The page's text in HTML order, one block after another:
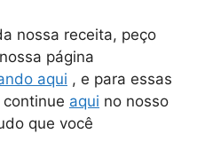
nossa receita, peço
página
aqui , e para essas
aqui no nosso
que você